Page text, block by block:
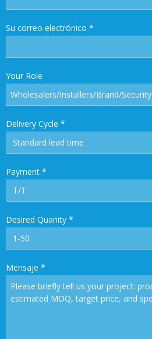
Su correo electrónico *
Your Role
Delivery Cycle *
Payment *
Desired Quanity *
Mensaje *